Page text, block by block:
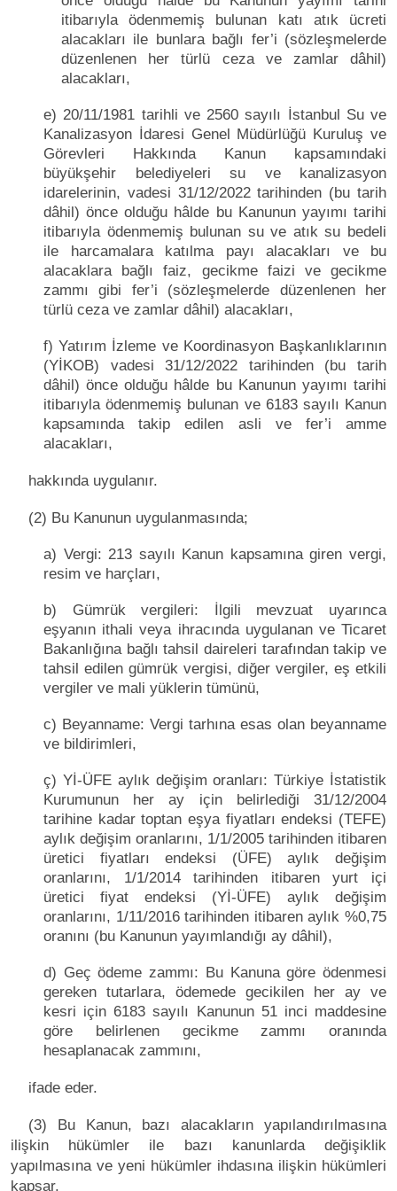
itibarıyla ödenmemiş bulunan katı atık ücreti
alacakları ile bunlara bağlı fer’i (sözleşmelerde
düzenlenen her türlü ceza ve zamlar dâhil)
alacakları,
e) 20/11/1981 tarihli ve 2560 sayılı İstanbul Su ve
Kanalizasyon İdaresi Genel Müdürlüğü Kuruluş ve
Görevleri Hakkında Kanun kapsamındaki
büyükşehir belediyeleri su ve kanalizasyon
idarelerinin, vadesi 31/12/2022 tarihinden (bu tarih
dâhil) önce olduğu hâlde bu Kanunun yayımı tarihi
itibarıyla ödenmemiş bulunan su ve atık su bedeli
ile harcamalara katılma payı alacakları ve bu
alacaklara bağlı faiz, gecikme faizi ve gecikme
zammı gibi fer’i (sözleşmelerde düzenlenen her
türlü ceza ve zamlar dâhil) alacakları,
f) Yatırım İzleme ve Koordinasyon Başkanlıklarının
(YİKOB) vadesi 31/12/2022 tarihinden (bu tarih
dâhil) önce olduğu hâlde bu Kanunun yayımı tarihi
itibarıyla ödenmemiş bulunan ve 6183 sayılı Kanun
kapsamında takip edilen asli ve fer’i amme
alacakları,
hakkında uygulanır.
(2) Bu Kanunun uygulanmasında;
a) Vergi: 213 sayılı Kanun kapsamına giren vergi,
resim ve harçları,
b) Gümrük vergileri: İlgili mevzuat uyarınca
eşyanın ithali veya ihracında uygulanan ve Ticaret
Bakanlığına bağlı tahsil daireleri tarafından takip ve
tahsil edilen gümrük vergisi, diğer vergiler, eş etkili
vergiler ve mali yüklerin tümünü,
c) Beyanname: Vergi tarhına esas olan beyanname
ve bildirimleri,
ç) Yİ-ÜFE aylık değişim oranları: Türkiye İstatistik
Kurumunun her ay için belirlediği 31/12/2004
tarihine kadar toptan eşya fiyatları endeksi (TEFE)
aylık değişim oranlarını, 1/1/2005 tarihinden itibaren
üretici fiyatları endeksi (ÜFE) aylık değişim
oranlarını, 1/1/2014 tarihinden itibaren yurt içi
üretici fiyat endeksi (Yİ-ÜFE) aylık değişim
oranlarını, 1/11/2016 tarihinden itibaren aylık %0,75
oranını (bu Kanunun yayımlandığı ay dâhil),
d) Geç ödeme zammı: Bu Kanuna göre ödenmesi
gereken tutarlara, ödemede gecikilen her ay ve
kesri için 6183 sayılı Kanunun 51 inci maddesine
göre belirlenen gecikme zammı oranında
hesaplanacak zammını,
ifade eder.
(3) Bu Kanun, bazı alacakların yapılandırılmasına
ilişkin hükümler ile bazı kanunlarda değişiklik
yapılmasına ve yeni hükümler ihdasına ilişkin hükümleri
kapsar.